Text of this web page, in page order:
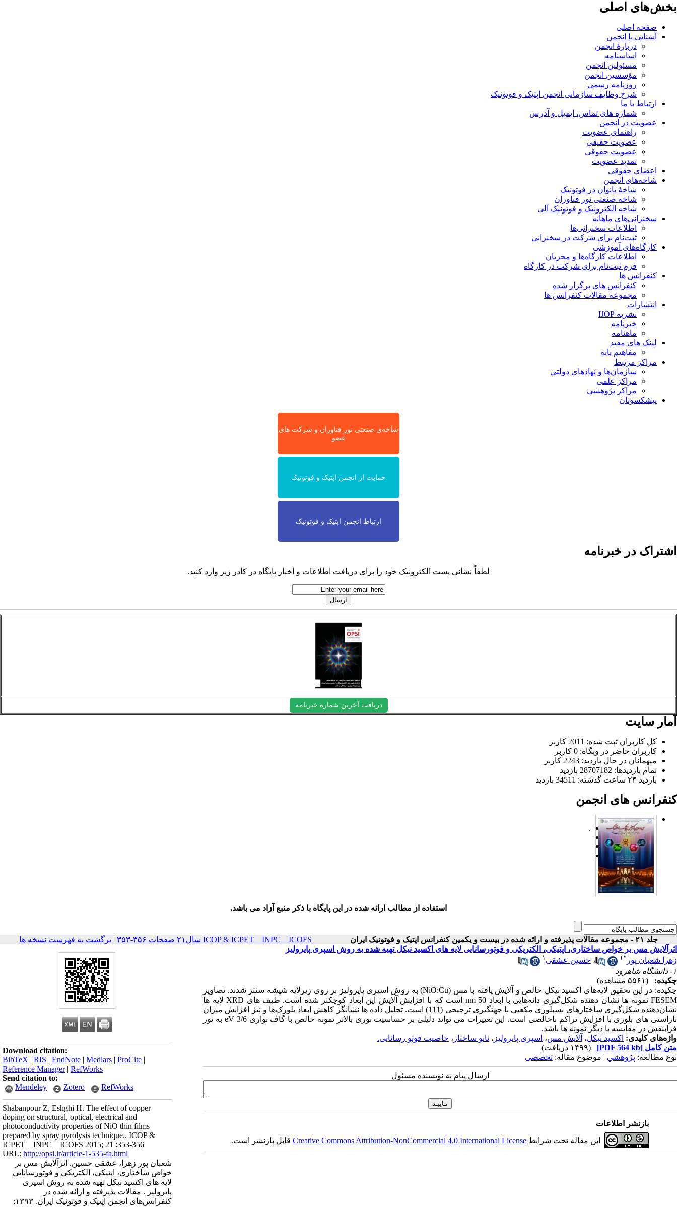
بخش‌های اصلی
صفحه اصلی
آشنایی با انجمن
دربارۀ انجمن
اساسنامه
مسئولین انجمن
مؤسسین انجمن
روزنامه رسمی
شرح وظایف سازمانی انجمن اپتیک و فوتونیک
ارتباط با ما
شماره های تماس، ایمیل و آدرس
عضویت در انجمن
راهنمای عضویت
عضویت حقیقی
عضویت حقوقی
تمدید عضویت
اعضای حقوقی
شاخه‌های انجمن
شاخۀ بانوان در فوتونیک
شاخه صنعتی نور فناوران
شاخه‌ الکترونیک و فوتونیک آلی
سخنرانی‌های ماهانه
اطلاعات سخنرانی‌‌ها
ثبت‌نام برای شرکت در سخنرانی
کارگاه‌های آموزشی
اطلاعات کارگاه‌ها و مجریان
فرم ثبت‌نام برای شرکت در کارگاه
کنفرانس ها
کنفرانس های برگزار شده
مجموعه مقالات کنفرانس ها
انتشارات
نشریه IJOP
خبرنامه
ماهنامه
لینک های مفید
مفاهیم پایه
مراکز مرتبط
سازمان‌ها و نهادهای دولتی
مراکز علمی
مراکز پژوهشی
پیشکسوتان
شاخه‌ی صنعتی نور فناوران و شرکت های
عضو
حمایت از انجمن اپتیک و فوتونیک
ارتباط انجمن اپتیک و فوتونیک
اشتراک در خبرنامه
لطفاً نشانی پست الکترونیک خود را برای دریافت اطلاعات و اخبار پایگاه در کادر زیر وارد کنید.
دریافت آخرین شماره خبرنامه
آمار سایت
کل کاربران ثبت شده: 2011 کاربر
کاربران حاضر در وبگاه: 0 کاربر
میهمانان در حال بازدید: 2243 کاربر
تمام بازدید‌ها: 28707182 بازدید
بازدید ۲۴ ساعت گذشته: 34511 بازدید
کنفرانس های انجمن
.
استفاده از مطالب ارائه شده در این پایگاه با ذکر منبع آزاد می باشد.
جلد ۲۱ - مجموعه مقالات پذیرفته و ارائه شده در بیست و یکمین کنفرانس اپتیک و فوتونیک ایران ICOP & ICPET _ INPC _ ICOFS سال۲۱ صفحات ۳۵۶-۳۵۳ | برگشت به فهرست نسخه ها
Download citation:
BibTeX | RIS | EndNote | Medlars | ProCite |
Reference Manager| RefWorks
Send citation to:
Mendeley
Zotero RefWorks
Shabanpour Z, Eshghi H. The effect of copper
doping on structural, optical, electrical and
photoconductivity properties of NiO thin films
prepared by spray pyrolysis technique.. ICOP &
ICPET _ INPC _ ICOFS 2015; 21 :353-356
URL: http://opsi.ir/article-1-535-fa.html
شعبان پور زهرا، عشقی حسین. اثرآلایش مس بر
خواص ساختاری، اپتیکی، الکتریکی و فوتورسانایی
لایه های اکسید نیکل تهیه شده به روش اسپری
پایرولیز . مقالات پذیرفته و ارائه شده در
کنفرانس‌های انجمن اپتیک و فوتونیک ایران. ۱۳۹۳;
اثرآلایش مس بر خواص ساختاری، اپتیکی، الکتریکی و فوتورسانایی لایه های اکسید نیکل تهیه شده به روش اسپری پایرولیز
زهرا شعبان پور *۱ ، حسین عشقی ۱
۱- دانشگاه شاهرود
چکیده:
(۵۵۶۱ مشاهده)
چکیده: در این تحقیق لایه‌های اکسید نیکل خالص و آلایش یافته با مس (NiO:Cu) به روش اسپری پایرولیز بر روی زیرلایه شیشه سنتز شدند. تصاویر
FESEM نمونه ها نشان دهنده شکل‌گیری دانه‌هایی با ابعاد nm 50 است که با افزایش آلایش این ابعاد کوچکتر شده است. طیف های‌ XRD لایه ها
نشان‌دهنده شکل‌گیری ساختارهای بسبلوری مکعبی با جهتگیری ترجیحی (111) است. تحلیل داده ها نشانگر کاهش ابعاد بلورک‌ها و نیز افزایش میزان
ناراستی های بلوری با افزایش تراکم ناخالصی است. این تغییرات می تواند دلیلی بر حساسیت نوری بالاتر نمونه خالص با گاف نواری eV 3/6 به نور
فرابنفش در مقایسه با دیگر نمونه ها باشد.
واژه‌های کلیدی: اکسید نیکل، آلایش مس، اسپری پایرولیز ، نانو ساختار ، خاصیت فوتو رسانایی.
متن کامل [PDF 564 kb]
(۱۴۹۹ دریافت)
نوع مطالعه: پژوهشي | موضوع مقاله: تخصصی
ارسال پیام به نویسنده مسئول
بازنشر اطلاعات
این مقاله تحت شرایط Creative Commons Attribution-NonCommercial 4.0 International Licenseقابل بازنشر است.